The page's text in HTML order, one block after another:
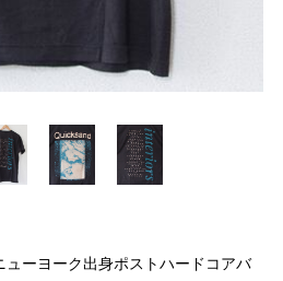
ューヨーク出身ポストハードコアバ